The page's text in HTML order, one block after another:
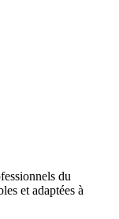
du
et adaptées à